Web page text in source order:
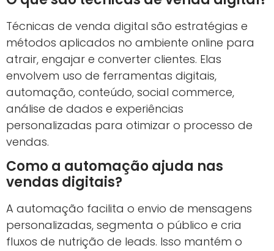
Esses dados orientam decisões estratégicas
para maximizar o faturamento e otimizar
investimentos.
Leia Também: Marketing Digital: 7 Alertas
para Adaptar Sua Estratégia
7. Atendimento Personalizado
e Pós-Venda Ativo
Suporte Ágil e Humanizado
Oferecer atendimento rápido e empático cria
diferenciais emocionais que aumentam a
satisfação do cliente.